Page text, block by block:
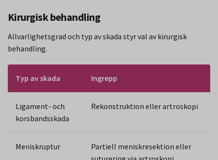
Kirurgisk behandling
Allvarlighetsgrad och typ av skada styr val av kirurgisk
behandling.
Typ av skada Ingrepp
Ligament- och
korsbandsskada
Rekonstruktion eller artroskopi
Meniskruptur
Partiell meniskresektion eller